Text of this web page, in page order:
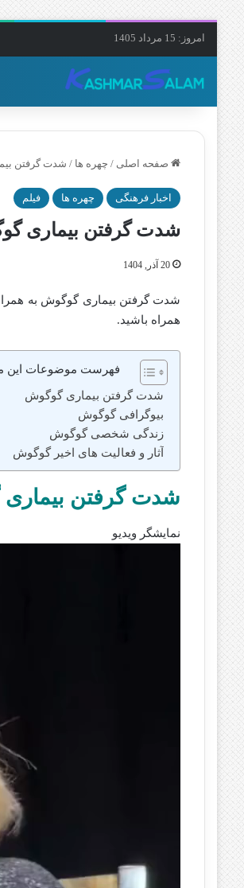
امروز: 15 مرداد 1405
صفحه اصلی / چهره ها / شدت گرفتن
اخبار فرهنگی چهره ها فیلم
شدت گرفتن بیماری
20 آذر, 1404
شدت گرفتن بیماری گوگوش به همراه
همراه باشید.
فهرست موضوعات این
شدت گرفتن بیماری گوگوش
بیوگرافی گوگوش
زندگی شخصی گوگوش
آثار و فعالیت‌ های اخیر گوگوش
شدت گرفتن
نمایشگر ویدیو